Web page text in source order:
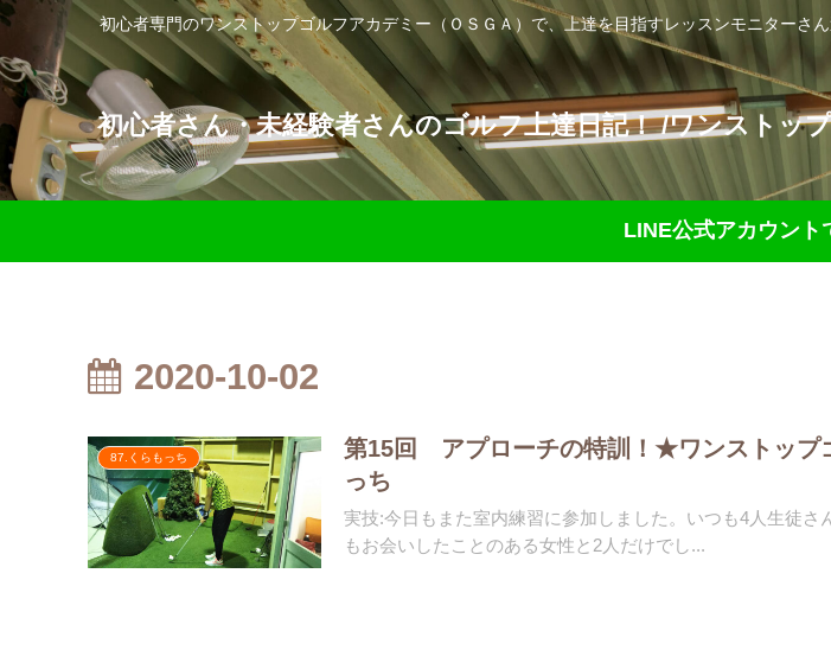
初心者専門のワンストップゴルフアカデミー（ＯＳＧＡ）で、上達を目指すレッスンモニターさ
初心者さん・未経験者さんのゴルフ上達日記！ /ワンスト
LINE公式アカウント
2020-10-02
87.くらもっち
第15回 アプローチの特訓！★ワンストッ
っち
実技:今日もまた室内練習に参加しました。いつも4人生徒さ
もお会いしたことのある女性と2人だけでし...